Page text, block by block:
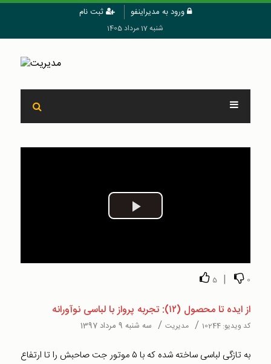
ورود به مدیراینفو ثبت نام
شنبه 17 مرداد 1405
Play
0
|
5
از ایده تا محصول (۱۲): تجربه پرواز با لباسی نوآورانه
کد ویدیو: 10244
/ مدیریت/ سه شنبه 9 مرداد 1397
به تازگی لباسی ساخته شده که با ۵ موتور جت صاحبش را تا ارتفاع